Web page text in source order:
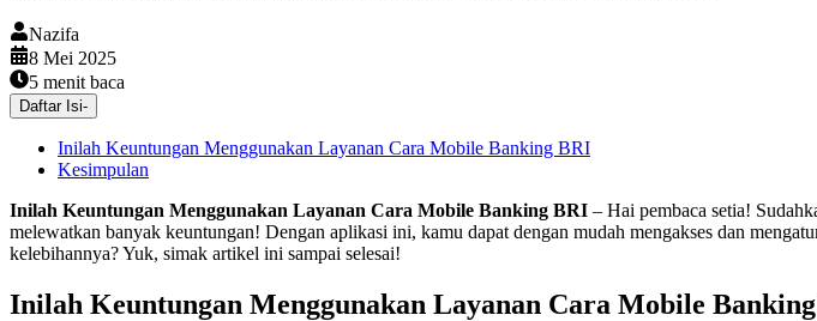
Nazifa
8 Mei 2025
5 menit baca
Daftar Isi-
Inilah Keuntungan Menggunakan Layanan Cara Mobile Banking BRI
Kesimpulan
Inilah Keuntungan Menggunakan Layanan Cara Mobile Banking BRI – Hai pembaca setia!
melewatkan banyak keuntungan! Dengan aplikasi ini, kamu dapat dengan mudah mengakses dan
kelebihannya? Yuk, simak artikel ini sampai selesai!
Inilah Keuntungan Menggunakan Layanan Cara Mobile